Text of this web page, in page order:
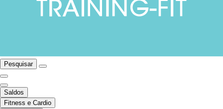
Pesquisar
Saldos
Fitness e Cardio